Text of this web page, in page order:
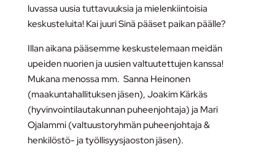
luvassa uusia tuttavuuksia ja mielenkiintoisia
keskusteluita! Kai juuri Sinä pääset paikan päälle?
Illan aikana pääsemme keskustelemaan meidän
upeiden nuorien ja uusien valtuutettujen kanssa!
Mukana menossa mm. Sanna Heinonen
(maakuntahallituksen jäsen), Joakim Kärkäs
(hyvinvointilautakunnan puheenjohtaja) ja Mari
Ojalammi (valtuustoryhmän puheenjohtaja &
henkilöstö- ja työllisyysjaoston jäsen).